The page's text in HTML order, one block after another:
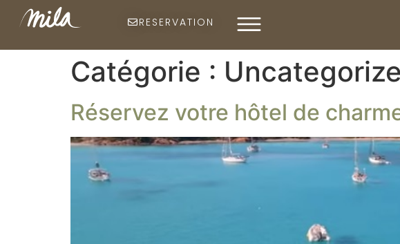
RESERVATION
Catégorie :
Réservez votre hôtel de